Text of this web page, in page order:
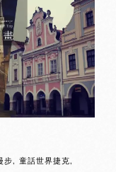
步
童話世界捷克